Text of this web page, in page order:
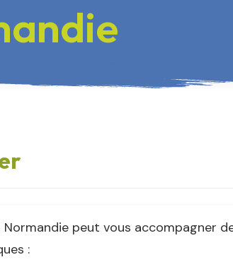
Normandie peut vous
: